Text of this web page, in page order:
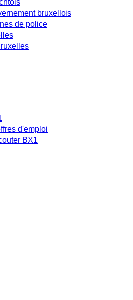
bruxellois
de police
d'emploi
BX1